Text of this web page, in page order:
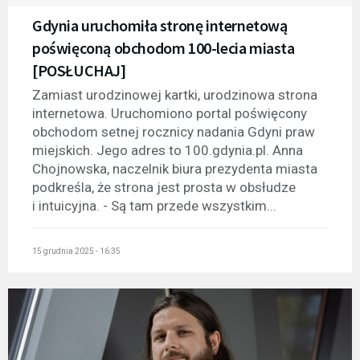
Gdynia uruchomiła stronę internetową
poświęconą obchodom 100-lecia miasta
[POSŁUCHAJ]
Zamiast urodzinowej kartki, urodzinowa strona
internetowa. Uruchomiono portal poświęcony
obchodom setnej rocznicy nadania Gdyni praw
miejskich. Jego adres to 100.gdynia.pl. Anna
Chojnowska, naczelnik biura prezydenta miasta
podkreśla, że strona jest prosta w obsłudze
i intuicyjna. - Są tam przede wszystkim...
15 grudnia 2025 - 16:35